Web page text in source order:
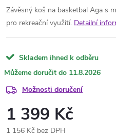
Závěsný koš na basketbal Aga s
pro rekreační využití. Detailní
Skladem ihned k odběru
11.8.2026
Možnosti doručení
1 399 Kč
1 156 Kč bez DPH